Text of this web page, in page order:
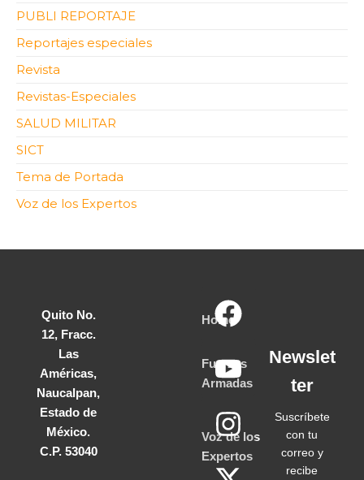
PUBLI REPORTAJE
Reportajes especiales
Revista
Revistas-Especiales
SALUD MILITAR
SICT
Tema de Portada
Voz de los Expertos
Quito No.
12, Fracc.
Las
Américas,
Naucalpan,
Estado de
México.
C.P. 53040
Home
Fuerzas
Armadas
Voz de los
Expertos
Newslet
ter
Suscríbete
con tu
correo y
recibe